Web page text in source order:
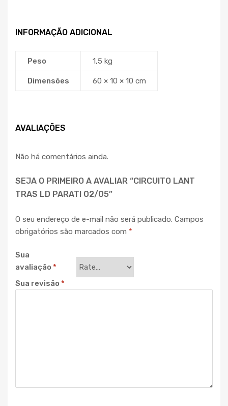
INFORMAÇÃO ADICIONAL
Peso 1,5 kg
Dimensões 60 × 10 × 10 cm
AVALIAÇÕES
Não há comentários ainda.
SEJA O PRIMEIRO A AVALIAR “CIRCUITO LANT
TRAS LD PARATI 02/05”
O seu endereço de e-mail não será publicado. Campos
obrigatórios são marcados com *
Sua
avaliação *
Sua revisão *